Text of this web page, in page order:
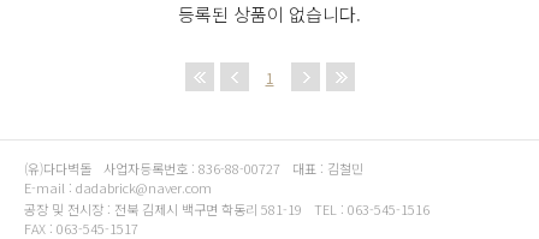
등록된 상품이 없습니다.
1
(유)다다벽돌 사업자등록번호 : 836-88-00727
대표 : 김철민
E-mail : dadabrick@naver.com
공장 및 전시장 : 전북 김제시 백구면 학동리 581-19
TEL : 063-545-1516
FAX : 063-545-1517